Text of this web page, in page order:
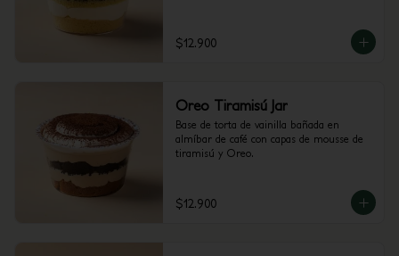
$12.900
Oreo Tiramisú Jar
Base de torta de vainilla bañada en
almíbar de café con capas de mousse de
tiramisú y Oreo.
$12.900